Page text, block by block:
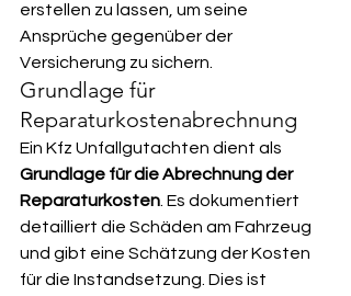
erstellen zu lassen, um seine
Ansprüche gegenüber der
Versicherung zu sichern.
Grundlage für
Reparaturkostenabrechnung
Ein Kfz Unfallgutachten dient als
Grundlage für die Abrechnung der
Reparaturkosten . Es dokumentiert
detailliert die Schäden am Fahrzeug
und gibt eine Schätzung der Kosten
für die Instandsetzung. Dies ist